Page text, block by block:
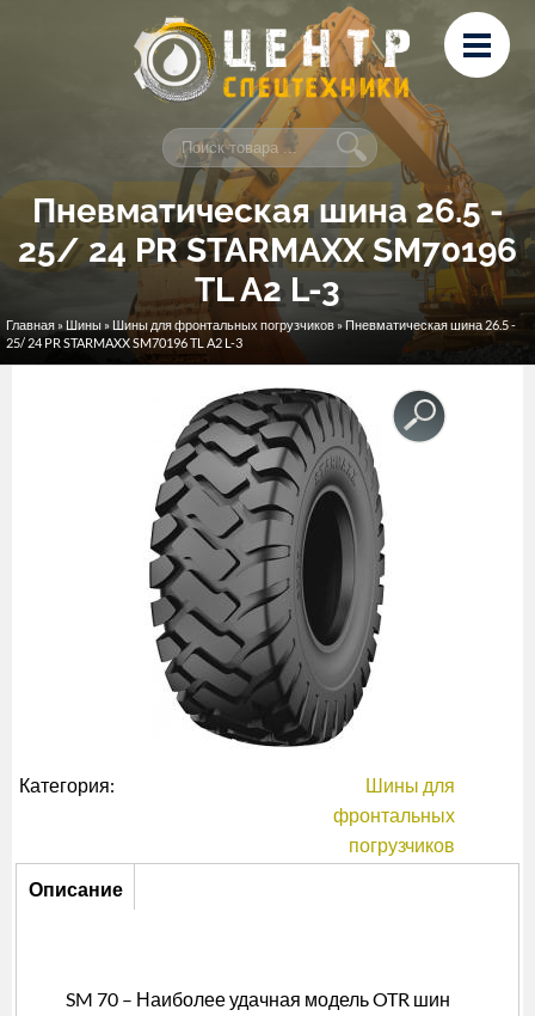
Перейти к основному содержанию
Лизинг
Сервис и ремонт
Контакты
Пневматическая шина 26.5 -
25/ 24 PR STARMAXX SM70196
TL A2 L-3
Вы здесь
Главная » Шины » Шины для фронтальных погрузчиков » Пневматическая шина 26.5 -
25/ 24 PR STARMAXX SM70196 TL A2 L-3
Категория:
Шины для
фронтальных
погрузчиков
Описание
Описание
SM 70 – Наиболее удачная модель OTR шин